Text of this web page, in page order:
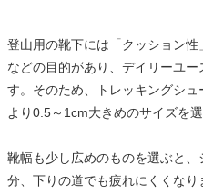
登山用の靴下には「クッション性
などの目的があり、デイリーユ
す。そのため、トレッキングシ
より0.5～1cm大きめのサイズを選
靴幅も少し広めのものを選ぶと
分、下りの道でも疲れにくくな